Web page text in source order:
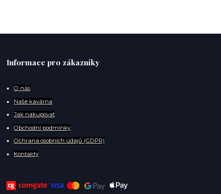
Informace pro zákazníky
O nás
Naše kavárna
Jak nakupovat
Obchodní podmínky
Ochrana osobních údajů (GDPR)
Kontakty